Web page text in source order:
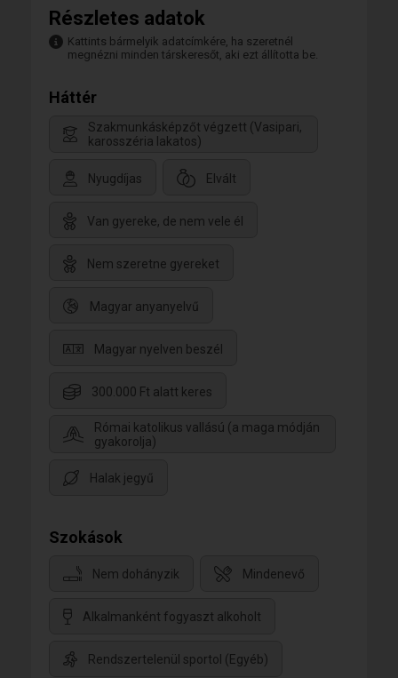
Részletes adatok
Kattints bármelyik adatcímkére, ha szeretnél
megnézni minden társkeresőt, aki ezt állította be.
Háttér
Szakmunkásképzőt végzett (Vasipari,
karosszéria lakatos)
Nyugdíjas Elvált
Van gyereke, de nem vele él
Nem szeretne gyereket
Magyar anyanyelvű
Magyar nyelven beszél
300.000 Ft alatt keres
Római katolikus vallású (a maga módján
gyakorolja)
Halak jegyű
Szokások
Nem dohányzik Mindenevő
Alkalmanként fogyaszt alkoholt
Rendszertelenül sportol (Egyéb)